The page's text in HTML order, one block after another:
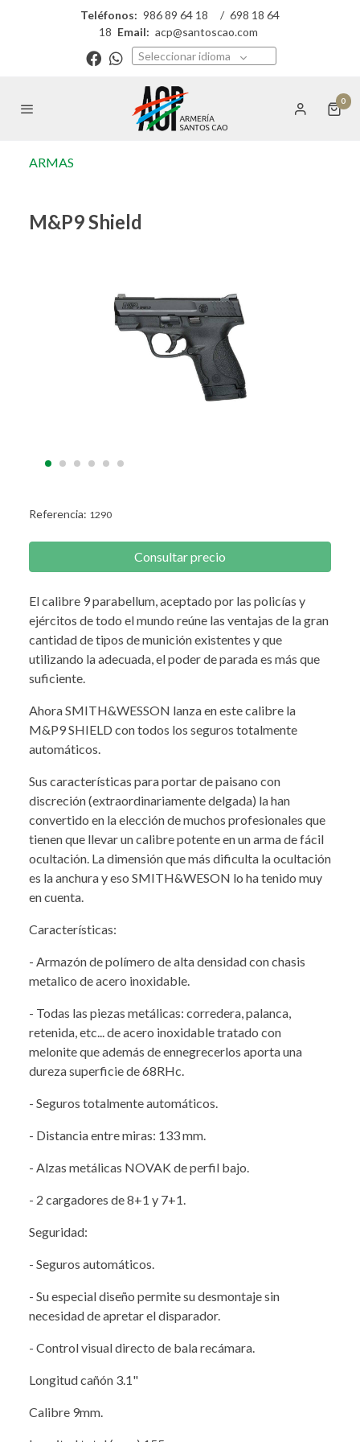
Teléfonos: 986 89 64 18 / 698 18 64
18 Email: acp@santoscao.com
Seleccionar idioma
0
ARMAS
M&P9 Shield
Referencia: 1290
Consultar precio
El calibre 9 parabellum, aceptado por las policías y
ejércitos de todo el mundo reúne las ventajas de la gran
cantidad de tipos de munición existentes y que
utilizando la adecuada, el poder de parada es más que
suficiente.
Ahora SMITH&WESSON lanza en este calibre la
M&P9 SHIELD con todos los seguros totalmente
automáticos.
Sus características para portar de paisano con
discreción (extraordinariamente delgada) la han
convertido en la elección de muchos profesionales que
tienen que llevar un calibre potente en un arma de fácil
ocultación. La dimensión que más dificulta la ocultación
es la anchura y eso SMITH&WESON lo ha tenido muy
en cuenta.
Características:
- Armazón de polímero de alta densidad con chasis
metalico de acero inoxidable.
- Todas las piezas metálicas: corredera, palanca,
retenida, etc... de acero inoxidable tratado con
melonite que además de ennegrecerlos aporta una
dureza superficie de 68RHc.
- Seguros totalmente automáticos.
- Distancia entre miras: 133 mm.
- Alzas metálicas NOVAK de perfil bajo.
- 2 cargadores de 8+1 y 7+1.
Seguridad:
- Seguros automáticos.
- Su especial diseño permite su desmontaje sin
necesidad de apretar el disparador.
- Control visual directo de bala recámara.
Longitud cañón 3.1"
Calibre 9mm.